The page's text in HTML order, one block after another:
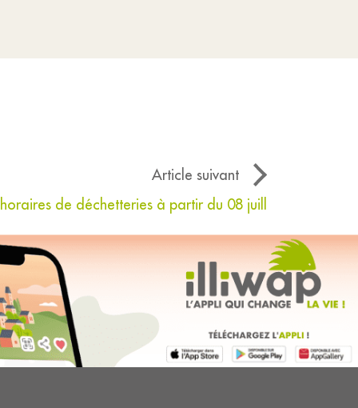
Article suivant
de déchetteries à partir du 08 juill